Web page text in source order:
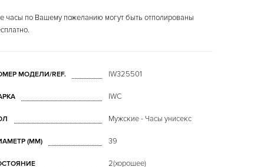
часы по Вашему пожеланию могут быть отполированы
МОДЕЛИ/REF. IW325501
IWC
Мужские - Часы унисекс
(MM) 39
2(хорошее)